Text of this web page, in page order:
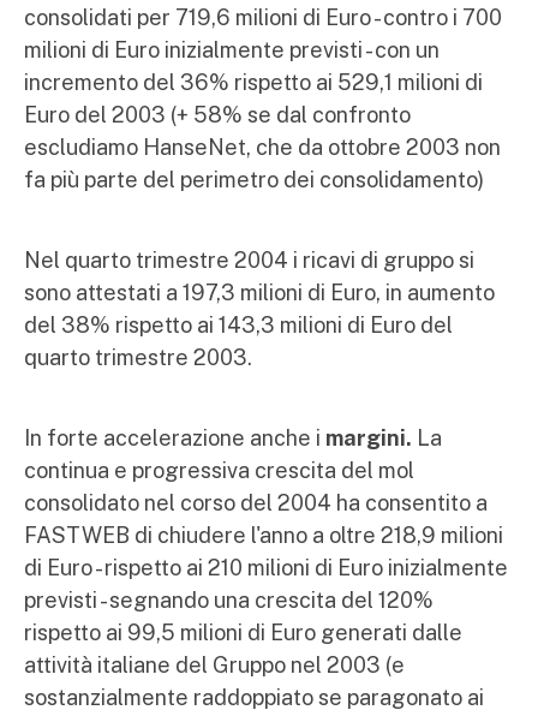
consolidati per 719,6 milioni di Euro - contro i 700
milioni di Euro inizialmente previsti - con un
incremento del 36% rispetto ai 529,1 milioni di
Euro del 2003 (+ 58% se dal confronto
escludiamo HanseNet, che da ottobre 2003 non
fa più parte del perimetro dei consolidamento)
Nel quarto trimestre 2004 i ricavi di gruppo si
sono attestati a 197,3 milioni di Euro, in aumento
del 38% rispetto ai 143,3 milioni di Euro del
quarto trimestre 2003.
In forte accelerazione anche i margini. La
continua e progressiva crescita del mol
consolidato nel corso del 2004 ha consentito a
FASTWEB di chiudere l'anno a oltre 218,9 milioni
di Euro - rispetto ai 210 milioni di Euro inizialmente
previsti - segnando una crescita del 120%
rispetto ai 99,5 milioni di Euro generati dalle
attività italiane del Gruppo nel 2003 (e
sostanzialmente raddoppiato se paragonato ai